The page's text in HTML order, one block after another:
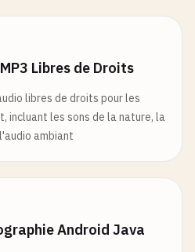
Libres de Droits
libres de droits pour les
incluant les sons de la nature, la
ambiant
Android Java